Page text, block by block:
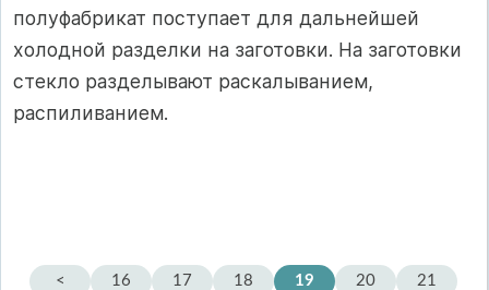
полуфабрикат поступает для дальнейшей
холодной разделки на заготовки. На заготовки
стекло разделывают раскалыванием,
распиливанием.
< 16 17 18 19 20
21